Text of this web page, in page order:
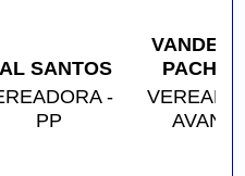
SANTOS
-
PP